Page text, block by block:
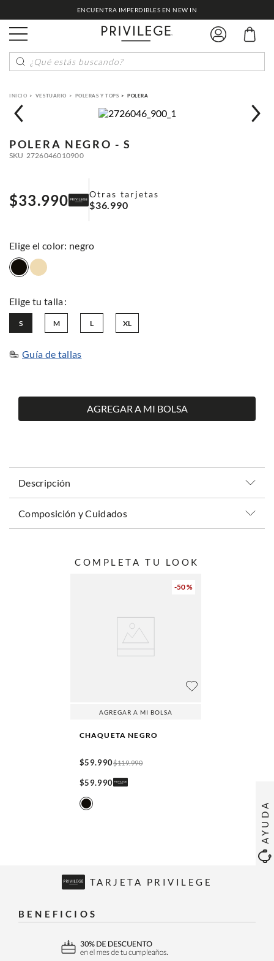
AYUDA
ENCUENTRA IMPERDIBLES EN NEW IN
¿Qué estás buscando?
VESTUARIO POLERAS Y TOPS POLERA
POLERA NEGRO - S
SKU 2726046010900
$33.990 Otras tarjetas
$36.990
: negro
L
M
S XL
Guía de tallas
AGREGAR A MI BOLSA
Descripción
Composición y Cuidados
COMPLETA TU LOOK
-50 %
AGREGAR A MI BOLSA
CHAQUETA NEGRO
$59.990$119.990
$59.990
TARJETA PRIVILEGE
BENEFICIOS